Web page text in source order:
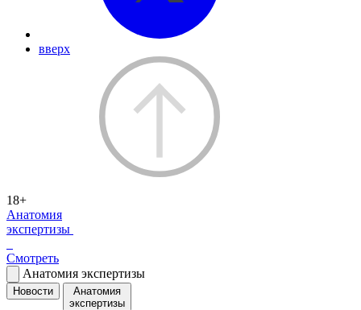
вверх
18+
Анатомия
экспертизы
Смотреть
Анатомия экспертизы
Новости
Анатомия
экспертизы